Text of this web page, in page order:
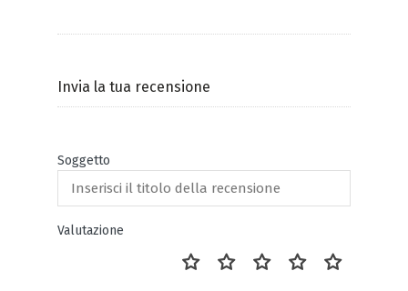
Invia la tua recensione
Soggetto
Valutazione